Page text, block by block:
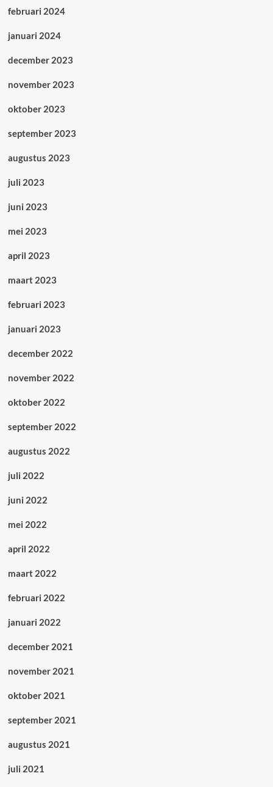
februari 2024
januari 2024
december 2023
november 2023
oktober 2023
september 2023
augustus 2023
juli 2023
juni 2023
mei 2023
april 2023
maart 2023
februari 2023
januari 2023
december 2022
november 2022
oktober 2022
september 2022
augustus 2022
juli 2022
juni 2022
mei 2022
april 2022
maart 2022
februari 2022
januari 2022
december 2021
november 2021
oktober 2021
september 2021
augustus 2021
juli 2021